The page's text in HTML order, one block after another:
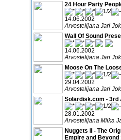
24 Hour Party
14.06.2002
Arvostelijana Jari
Wall Of Sound
14.06.2002
Arvostelijana Jari
Moose On The
29.04.2002
Arvostelijana Jari
Solardisk.com - 3rd
28.01.2002
Arvostelijana Miika
Nuggets II - The
Empire and Beyond